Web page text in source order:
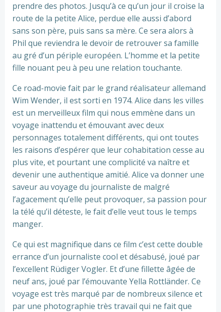
prendre des photos. Jusqu’à ce qu’un jour il croise la
route de la petite Alice, perdue elle aussi d’abord
sans son père, puis sans sa mère. Ce sera alors à
Phil que reviendra le devoir de retrouver sa famille
au gré d’un périple européen. L’homme et la petite
fille nouant peu à peu une relation touchante.
Ce road-movie fait par le grand réalisateur allemand
Wim Wender, il est sorti en 1974. Alice dans les villes
est un merveilleux film qui nous emmène dans un
voyage inattendu et émouvant avec deux
personnages totalement différents, qui ont toutes
les raisons d’espérer que leur cohabitation cesse au
plus vite, et pourtant une complicité va naître et
devenir une authentique amitié. Alice va donner une
saveur au voyage du journaliste de malgré
l’agacement qu’elle peut provoquer, sa passion pour
la télé qu’il déteste, le fait d’elle veut tous le temps
manger.
Ce qui est magnifique dans ce film c’est cette double
errance d’un journaliste cool et désabusé, joué par
l’excellent Rüdiger Vogler. Et d’une fillette âgée de
neuf ans, joué par l’émouvante Yella Rottländer. Ce
voyage est très marqué par de nombreux silence et
par une photographie très travail qui ne fait que